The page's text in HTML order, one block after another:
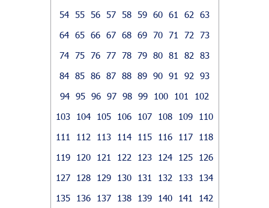
54 55 56 57 58 59 60 61 62
63
64 65 66 67 68 69 70 71 72
73
74 75 76 77 78 79 80 81 82
83
84 85 86 87 88 89 90 91 92
93
94 95 96 97 98 99 100 101
102
103
104 105 106 107 108 109
110
111
112 113 114 115 116 117
118
119
120 121 122 123 124 125
126
127
128 129 130 131 132 133
134
135
136 137 138 139 140 141
142